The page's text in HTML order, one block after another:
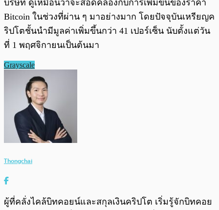
บริษัท ดูเหมือนว่าจะสอดคล้องกับการเพิ่มขึ้นของราคา
Bitcoin ในช่วงที่ผ่าน ๆ มาอย่างมาก โดยปัจจุบันเหรียญค
ริปโตชั้นนำมีมูลค่าเพิ่มขึ้นกว่า 41 เปอร์เซ็น นับตั้งแต่วัน
ที่ 1 พฤศจิกายนเป็นต้นมา
Grayscale
Thongchai
ผู้ที่คลั่งไคล้บิทคอยน์และสกุลเงินคริปโต เริ่มรู้จักบิทคอย